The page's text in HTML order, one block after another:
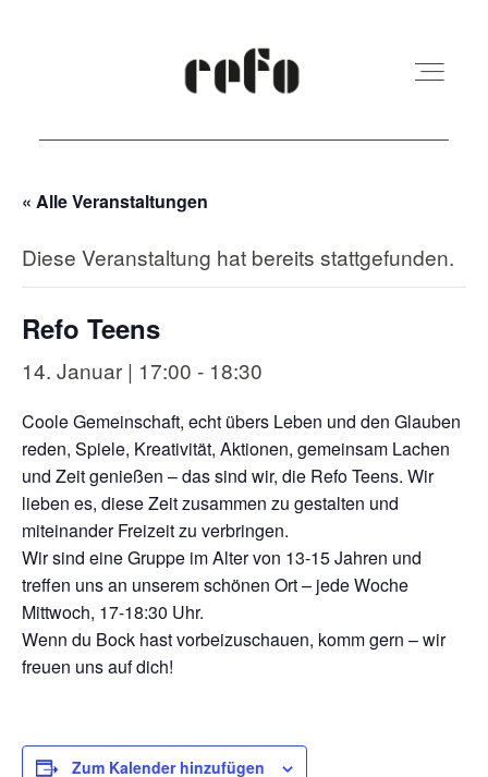
REFO Moabit
Terminkalender
Vermietung
Kontakt
« Alle Veranstaltungen
Diese Veranstaltung hat bereits stattgefunden.
Refo Teens
14. Januar | 17:00 - 18:30
Coole Gemeinschaft, echt übers Leben und den Glauben
reden, Spiele, Kreativität, Aktionen, gemeinsam Lachen
und Zeit genießen – das sind wir, die Refo Teens. Wir
lieben es, diese Zeit zusammen zu gestalten und
miteinander Freizeit zu verbringen.
Wir sind eine Gruppe im Alter von 13-15 Jahren und
treffen uns an unserem schönen Ort – jede Woche
Mittwoch, 17-18:30 Uhr.
Wenn du Bock hast vorbeizuschauen, komm gern – wir
freuen uns auf dich!
Zum Kalender hinzufügen